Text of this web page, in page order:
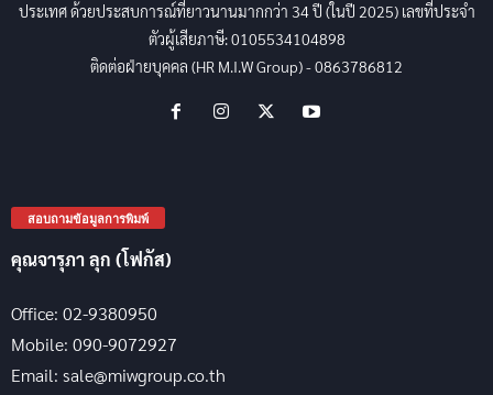
ประเทศ ด้วยประสบการณ์ที่ยาวนานมากกว่า 34 ปี (ในปี 2025) เลขที่ประจำ
ตัวผู้เสียภาษี: 0105534104898
ติดต่อฝ่ายบุคคล (HR M.I.W Group) - 0863786812
สอบถามข้อมูลการพิมพ์
คุณจารุภา ลุก (โฟกัส)
Office: 02-9380950
Mobile: 090-9072927
Email: sale@miwgroup.co.th